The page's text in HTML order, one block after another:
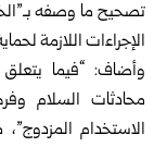
تصحيح ما وصفه
الإجراءات اللازمة
وأضاف: “فيما يتعلق
محادثات السلام
الاستخدام